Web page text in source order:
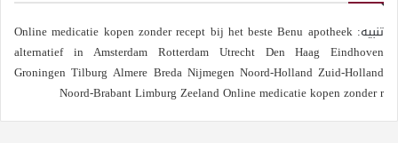
تنبيه:Online medicatie kopen zonder recept bij het beste Benu apotheek
alternatief in Amsterdam Rotterdam Utrecht Den Haag Eindhoven
Groningen Tilburg Almere Breda Nijmegen Noord-Holland Zuid-Holland
Noord-Brabant Limburg Zeeland Online medicatie kopen zonder r